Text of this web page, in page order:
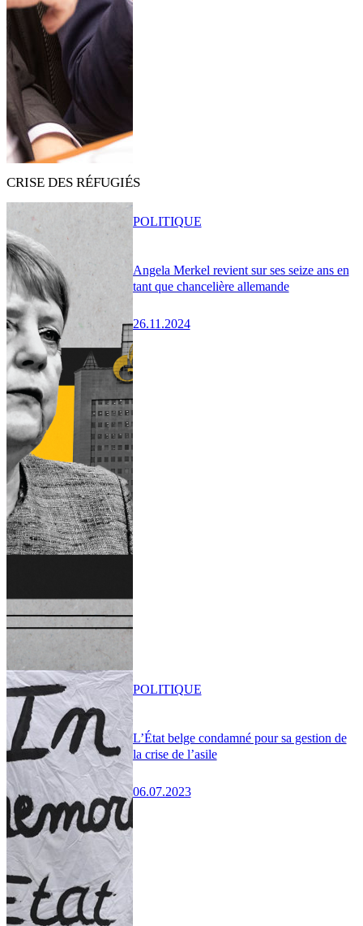
CRISE DES RÉFUGIÉS
Angela Merkel revient sur ses seize ans en
tant que chancelière allemande
26.11.2024
POLITIQUE
L’État belge condamné pour sa gestion de
la crise de l’asile
06.07.2023
POLITIQUE